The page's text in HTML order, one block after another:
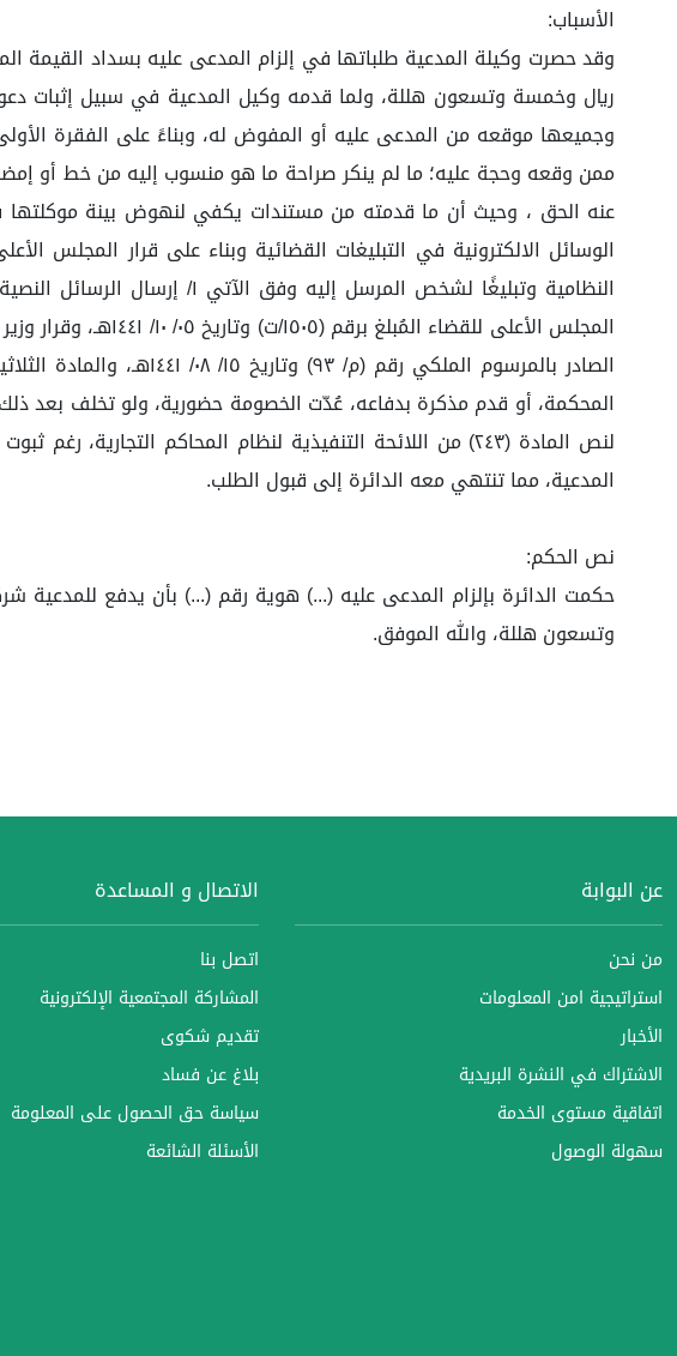
الأسباب:
ريال وخمسة وتسعون هللة، ولما قدمه وكيل المدعية في سبيل إثبات
ممن وقعه وحجة عليه؛ ما لم ينكر صراحة ما هو منسوب إليه من خط أو
النظامية وتبليغًا لشخص
المحكمة، أو قدم مذكرة بدفاعه، عُدّت الخصومة حضورية، ولو تخلف بعد
لنص المادة (٢٤٣) من اللائحة التنفيذية لنظام المحاكم
المدعية، مما تنتهي معه الدائرة إلى قبول الطلب.
نص الحكم:
وتسعون هللة، والله الموفق.
عن البوابة
من نحن
استراتيجية امن المعلومات
الأخبار
الاشتراك في النشرة البريدية
اتفاقية مستوى الخدمة
سهولة الوصول
الاتصال و المساعدة
اتصل بنا
المشاركة المجتمعية الإلكترونية
تقديم شكوى
بلاغ عن فساد
سياسة حق الحصول على المعلومة
الأسئلة الشائعة